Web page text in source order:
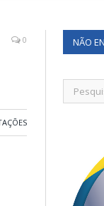
0 NÃO